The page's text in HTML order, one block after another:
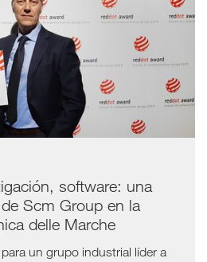
software: una
de Scm Group en la
delle Marche
un grupo industrial líder a